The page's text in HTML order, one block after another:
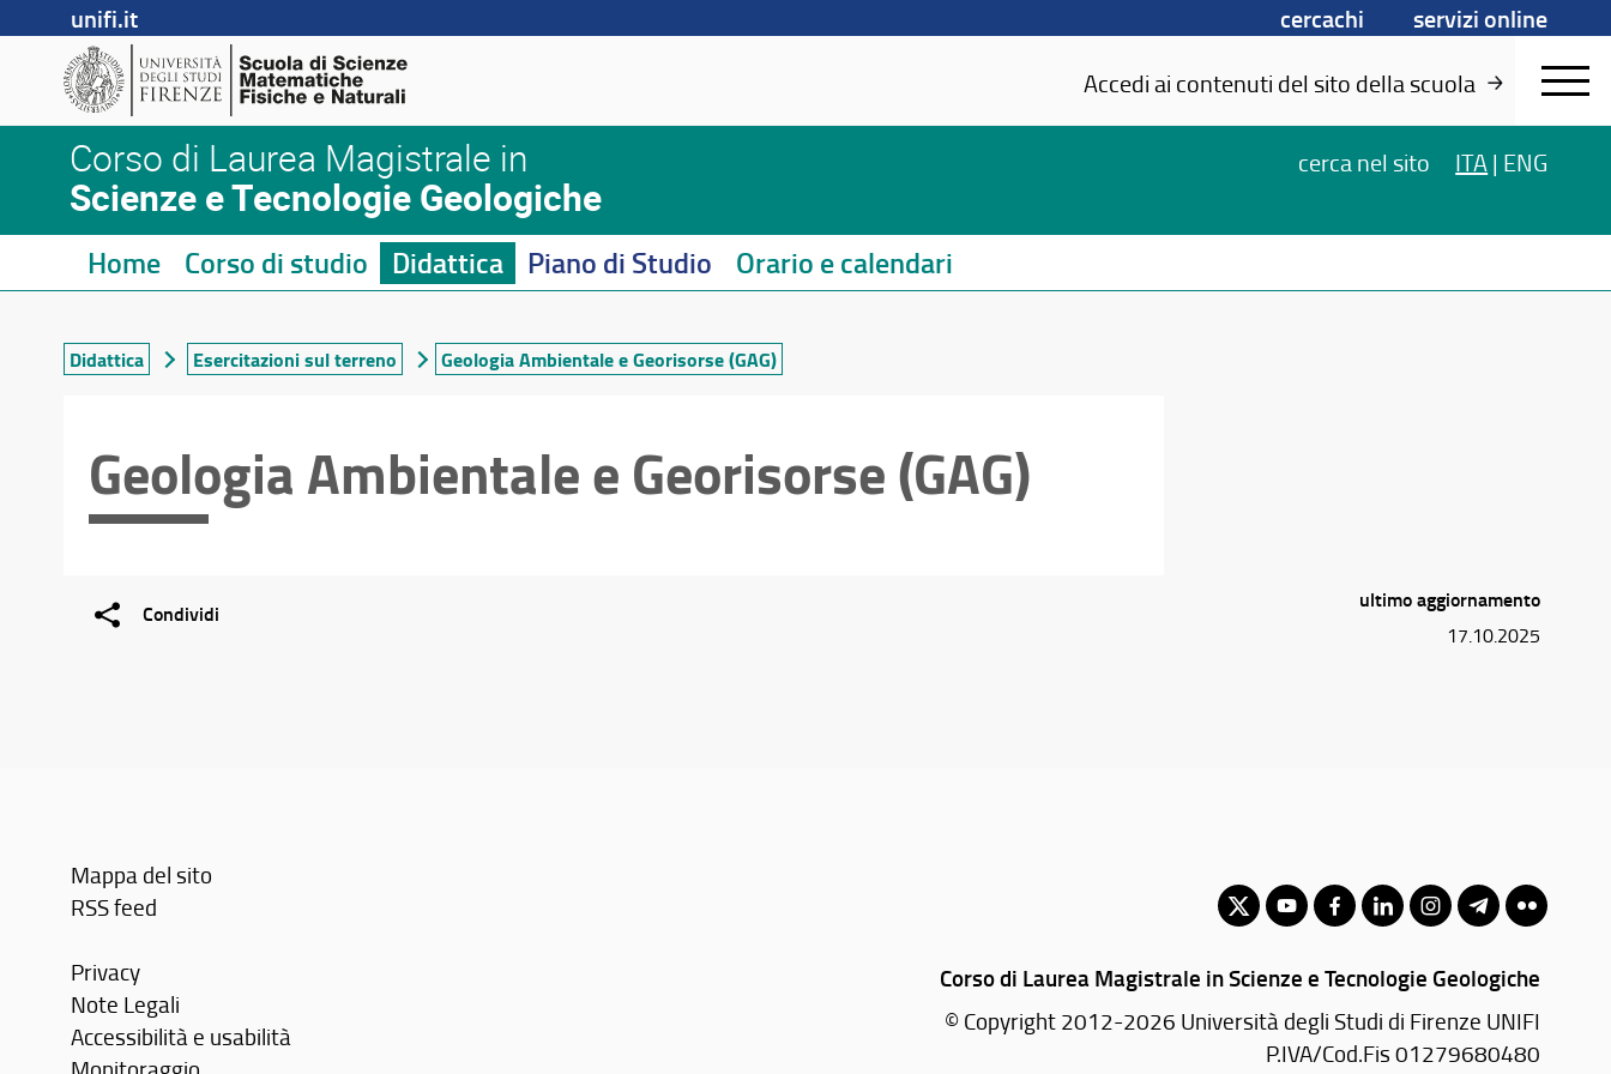
unifi.it cercachi
servizi online
Accedi ai contenuti del sito della scuola
Corso di Laurea Magistrale in
Scienze e Tecnologie Geologiche
cerca nel sito ITA | ENG
Home Corso di studio Didattica Piano di Studio Orario e calendari
Didattica Esercitazioni sul terreno Geologia Ambientale e Georisorse (GAG)
Geologia Ambientale e Georisorse (GAG)
Condividi
ultimo aggiornamento
17.10.2025
Mappa del sito
RSS feed
Privacy
Note Legali
Accessibilità e usabilità
Corso di Laurea Magistrale in Scienze e Tecnologie Geologiche
© Copyright 2012-2026 Università degli Studi di Firenze UNIFI
P.IVA/Cod.Fis 01279680480